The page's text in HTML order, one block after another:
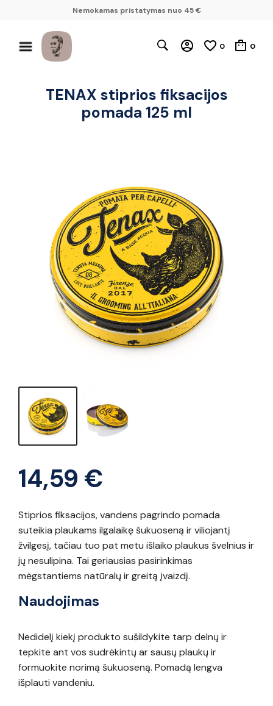
Nemokamas pristatymas nuo 45 €
0 0
TENAX stiprios fiksacijos
pomada 125 ml
14,59 €
Stiprios fiksacijos, vandens pagrindo pomada
suteikia plaukams ilgalaikę šukuoseną ir viliojantį
žvilgesį, tačiau tuo pat metu išlaiko plaukus švelnius ir
jų nesulipina. Tai geriausias pasirinkimas
mėgstantiems natūralų ir greitą įvaizdį.
Naudojimas
Nedidelį kiekį produkto sušildykite tarp delnų ir
tepkite ant vos sudrėkintų ar sausų plaukų ir
formuokite norimą šukuoseną. Pomadą lengva
išplauti vandeniu.